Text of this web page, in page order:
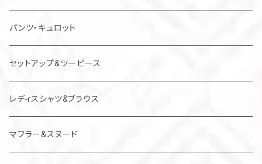
チュニック
ジャンパースカート
パンツ・キュロット
セットアップ&ツーピース
レディスシャツ&ブラウス
マフラー&スヌード